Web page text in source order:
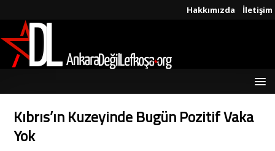
Hakkımızda İletişim
Kıbrıs’ın Kuzeyinde Bugün Pozitif Vaka
Yok